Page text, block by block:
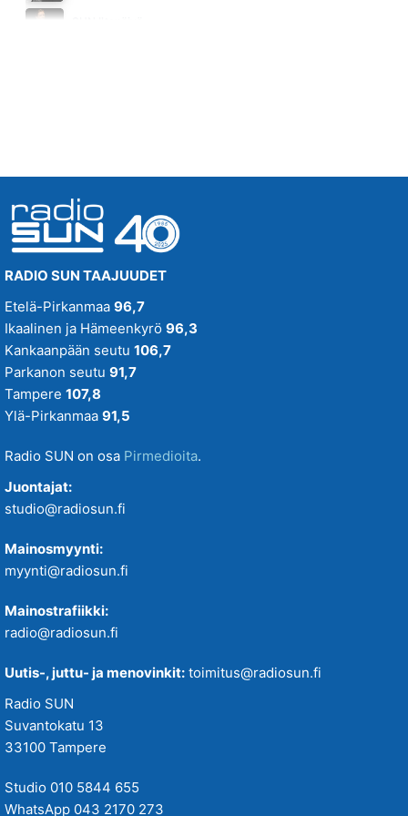
RADIO SUN TAAJUUDET
Etelä-Pirkanmaa 96,7
Ikaalinen ja Hämeenkyrö 96,3
Kankaanpään seutu 106,7
Parkanon seutu 91,7
Tampere 107,8
Ylä-Pirkanmaa 91,5
Radio SUN on osa Pirmedioita.
Juontajat:
studio@radiosun.fi
Mainosmyynti:
myynti@radiosun.fi
Mainostrafiikki:
radio@radiosun.fi
Uutis-, juttu- ja menovinkit: toimitus@radiosun.fi
Radio SUN
Suvantokatu 13
33100 Tampere
Studio 010 5844 655
WhatsApp 043 2170 273